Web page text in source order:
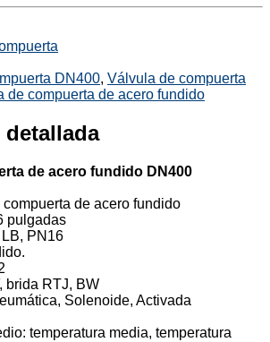
DN400, Válvula de compuerta
de compuerta de acero fundido
de acero fundido DN400
de acero fundido
pulgadas
PN16
brida RTJ, BW
Solenoide, Activada
temperatura media, temperatura